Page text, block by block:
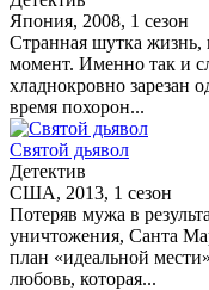
Япония, 2008, 1 сезон
Странная шутка жизнь,
момент. Именно так и
хладнокровно зарезан
время похорон...
Святой дьявол
Детектив
США, 2013, 1 сезон
Потеряв мужа в
уничтожения, Санта
план «идеальной
любовь, которая...